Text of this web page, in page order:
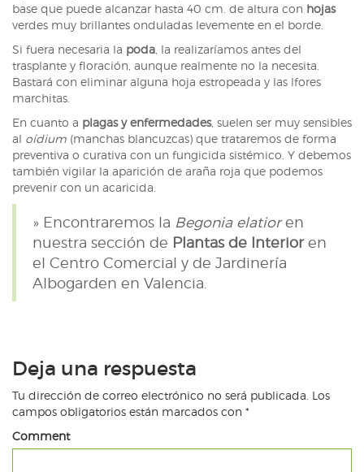
base que puede alcanzar hasta 40 cm. de altura con hojas
verdes muy brillantes onduladas levemente en el borde.
Si fuera necesaria la poda , la realizaríamos antes del
trasplante y floración, aunque realmente no la necesita.
Bastará con eliminar alguna hoja estropeada y las lfores
marchitas.
En cuanto a plagas y enfermedades, suelen ser muy sensibles
al oídium (manchas blancuzcas) que trataremos de forma
preventiva o curativa con un fungicida sistémico. Y debemos
también vigilar la aparición de araña roja que podemos
prevenir con un acaricida.
» Encontraremos la Begonia elatioren
nuestra sección de Plantas de Interioren
el Centro Comercial y de Jardinería
Albogarden en Valencia.
Deja una respuesta
Tu dirección de correo electrónico no será publicada. Los
campos obligatorios están marcados con *
Comment